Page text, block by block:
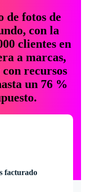
de fotos de
con la
clientes en
a marcas,
recursos
un 76 %
facturado